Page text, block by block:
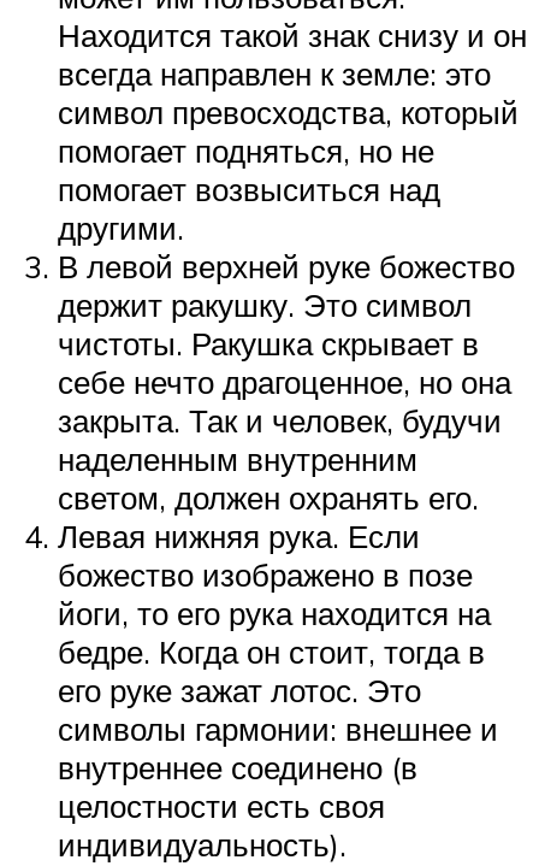
Находится такой знак снизу и он
всегда направлен к земле: это
символ превосходства, который
помогает подняться, но не
помогает возвыситься над
другими.
В левой верхней руке божество
держит ракушку. Это символ
чистоты. Ракушка скрывает в
себе нечто драгоценное, но она
закрыта. Так и человек, будучи
наделенным внутренним
светом, должен охранять его.
Левая нижняя рука. Если
божество изображено в позе
йоги, то его рука находится на
бедре. Когда он стоит, тогда в
его руке зажат лотос. Это
символы гармонии: внешнее и
внутреннее соединено (в
целостности есть своя
индивидуальность).